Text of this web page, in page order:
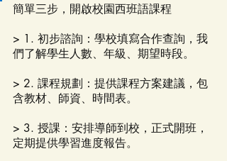
簡單三步，開啟校園西班語課程
> 1. 初步諮詢：學校填寫合作查詢，我
們了解學生人數、年級、期望時段。
> 2. 課程規劃：提供課程方案建議，包
含教材、師資、時間表。
> 3. 授課：安排導師到校，正式開班，
定期提供學習進度報告。